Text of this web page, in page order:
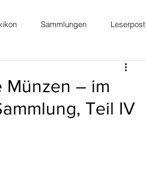
Sammlungen Leserpost
Münzen – im
Teil IV